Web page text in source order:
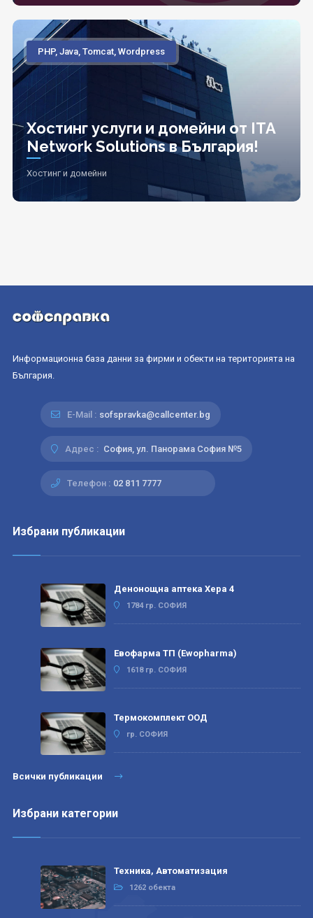
PHP, Java, Tomcat, Wordpress
Хостинг услуги и домейни от ITA
Network Solutions в България!
Хостинг и домейни
Информационна база данни за фирми и обекти на територията на
България.
E-Mail : sofspravka@callcenter.bg
Адрес : София, ул. Панорама София №5
Телефон : 02 811 7777
Избрани публикации
Денонощна аптека Хера 4
1784 гр. СОФИЯ
Евофарма ТП (Ewopharma)
1618 гр. СОФИЯ
Термокомплект ООД
гр. СОФИЯ
Всички публикации
Избрани категории
Техника, Автоматизация
1262 обекта